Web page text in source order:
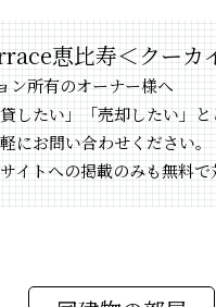
恵比寿＜クーカ
ン所有のオーナー様へ
したい」「売却したい」
にお問い合わせください。
イトへの掲載のみも無料で